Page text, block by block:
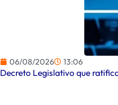
06/08/2026 13:06
Decreto Legislativo que